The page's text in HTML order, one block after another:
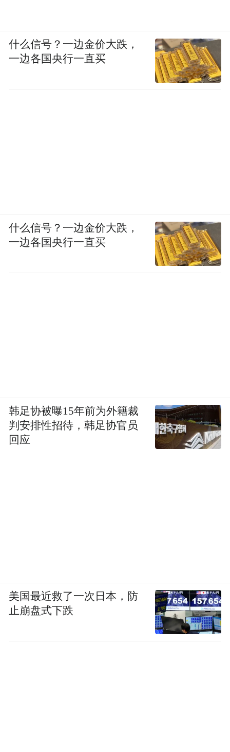
什么信号？一边金价大跌，
一边各国央行一直买
什么信号？一边金价大跌，
一边各国央行一直买
韩足协被曝15年前为外籍裁
判安排性招待，韩足协官员
回应
美国最近救了一次日本，防
止崩盘式下跌